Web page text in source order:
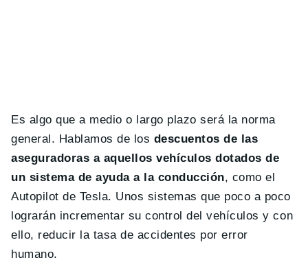
Es algo que a medio o largo plazo será la norma
general. Hablamos de los descuentos de las
aseguradoras a aquellos vehículos dotados de
un sistema de ayuda a la conducción, como el
Autopilot de Tesla. Unos sistemas que poco a poco
lograrán incrementar su control del vehículos y con
ello, reducir la tasa de accidentes por error
humano.